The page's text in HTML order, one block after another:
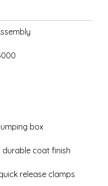
box
coat finish
release clamps